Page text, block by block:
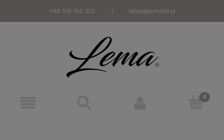
+48 518 365 302 | sklep@lema24.pl